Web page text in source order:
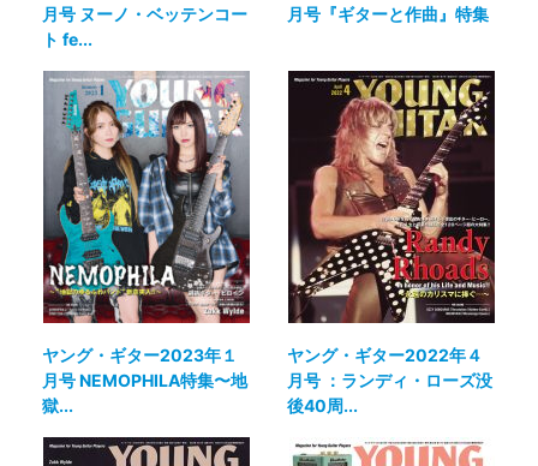
月号 ヌーノ・ベッテンコー
ト fe...
月号『ギターと作曲』特集
ヤング・ギター2023年１
月号 NEMOPHILA特集〜地
獄...
ヤング・ギター2022年４
月号 ：ランディ・ローズ没
後40周...